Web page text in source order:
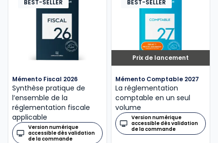
BEST-SELLER
Mémento Fiscal 2026
Synthèse pratique de
l’ensemble de la
réglementation fiscale
applicable
Version numérique
accessible dès validation
de la commande
Prix de lancement
BEST-SELLER
Mémento Comptable 2027
La réglementation
comptable en un seul
volume
Version numérique
accessible dès validation
de la commande